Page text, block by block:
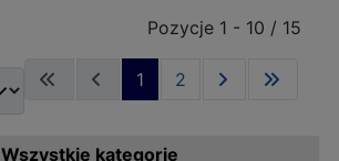
Pagination List Limit
Pozycje 1 - 10 / 15
1
2
Wszystkie kategorie